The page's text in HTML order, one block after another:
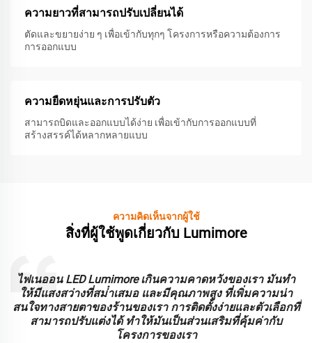
ความยาวที่สามารถปรับเปลี่ยนได้
ตัดและขยายง่าย ๆ เพื่อเข้ากับทุกๆ โครงการหรือความต้องการ
การออกแบบ
ความยืดหยุ่นและการปรับตัว
สามารถบิดและออกแบบได้ง่าย เพื่อเข้ากับการออกแบบที่
สร้างสรรค์ได้หลากหลายแบบ
ความคิดเห็นจากผู้ใช้
สิ่งที่ผู้ใช้พูดเกี่ยวกับ Lumimore
ไฟเนออน LED Lumimore เกินความคาดหวังของเรา มันทํา
ให้มีแสงสว่างที่สม่ําเสมอ และมีคุณภาพสูง ที่เพิ่มความน่า
สนใจทางสายตาของร้านของเรา การติดตั้งง่ายและตัวเลือกที่
สามารถปรับแต่งได้ ทําให้มันเป็นส่วนเสริมที่คุ้มค่ากับ
โครงการของเรา